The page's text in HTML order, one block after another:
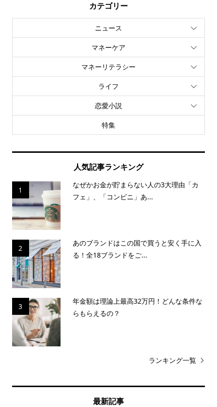
カテゴリー
ニュース
マネーケア
マネーリテラシー
ライフ
恋愛小説
特集
人気記事ランキング
1
なぜかお金が貯まらない人の3大理由「カ
フェ」、「コンビニ」あ...
2
あのブランドはこの国で買うと安く手に入
る！全18ブランドをご...
3
年金額は理論上最高32万円！どんな条件な
らもらえるの？
ランキング一覧
最新記事